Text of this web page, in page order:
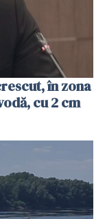
în zona
cu 2 cm